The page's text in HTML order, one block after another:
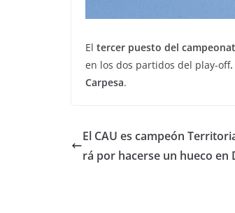
El tercer puesto del
en los dos partidos del play-off
Carpesa.
El CAU es campeón
rá por hacerse un hueco en